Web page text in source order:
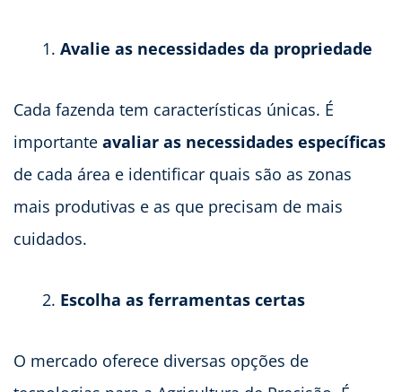
Avalie as necessidades da propriedade
Cada fazenda tem características únicas. É
importante avaliar as necessidades específicas
de cada área e identificar quais são as zonas
mais produtivas e as que precisam de mais
cuidados.
Escolha as ferramentas certas
O mercado oferece diversas opções de